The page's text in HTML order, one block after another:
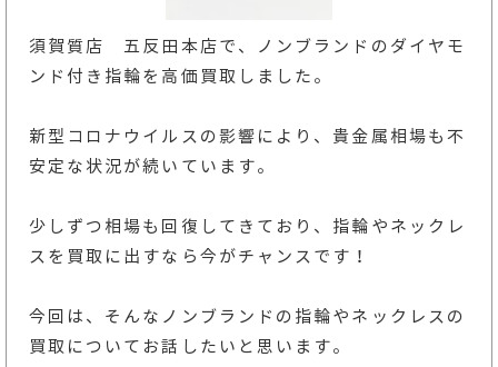
須賀質店 五反田本店で、ノンブランドのダイヤモ
ンド付き指輪を高価買取しました。
新型コロナウイルスの影響により、貴金属相場も不
安定な状況が続いています。
少しずつ相場も回復してきており、指輪やネックレ
スを買取に出すなら今がチャンスです！
今回は、そんなノンブランドの指輪やネックレスの
買取についてお話したいと思います。